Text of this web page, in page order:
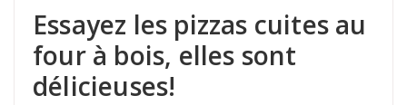
Essayez les pizzas cuites au
four à bois, elles sont
délicieuses!